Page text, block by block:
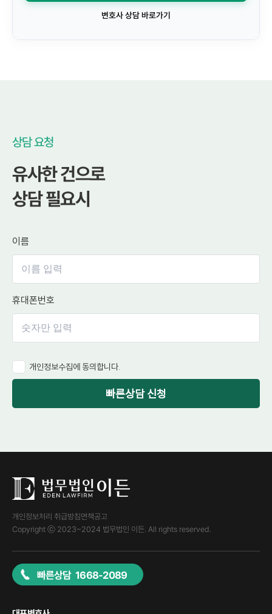
변호사 상담 바로가기
상담 요청
유사한 건으로
상담 필요시
이름
휴대폰번호
개인정보수집에 동의합니다.
빠른상담 신청
개인정보처리 취급방침면책공고
Copyright ⓒ 2023~2024 법무법인 이든. All rights reserved.
빠른상담 1668-2089